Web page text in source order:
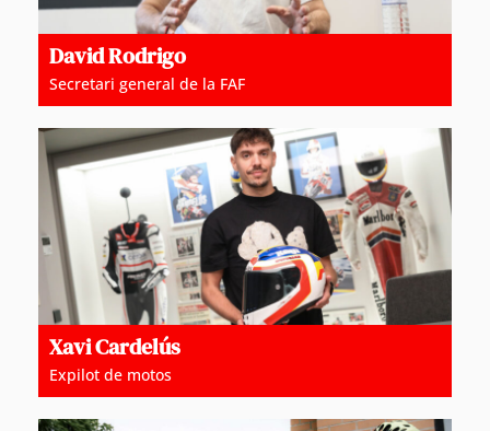
David Rodrigo
Secretari general de la FAF
Xavi Cardelús
Expilot de motos